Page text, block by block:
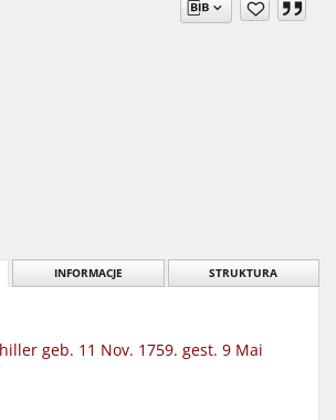
INFORMACJE STRUKTURA
geb. 11 Nov. 1759. gest. 9 Mai